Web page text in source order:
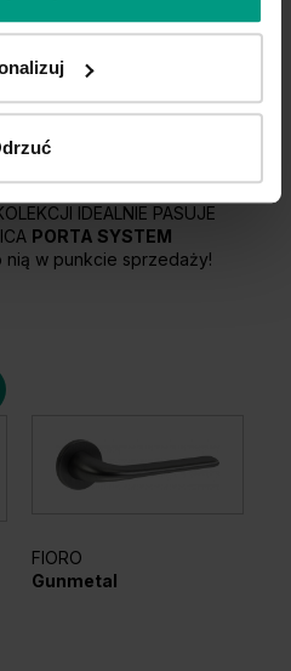
komplecie. W
najlepsze
IDEALNIE PASUJE
PORTA SYSTEM
nią w punkcie sprzedaży!
FIORO
Gunmetal